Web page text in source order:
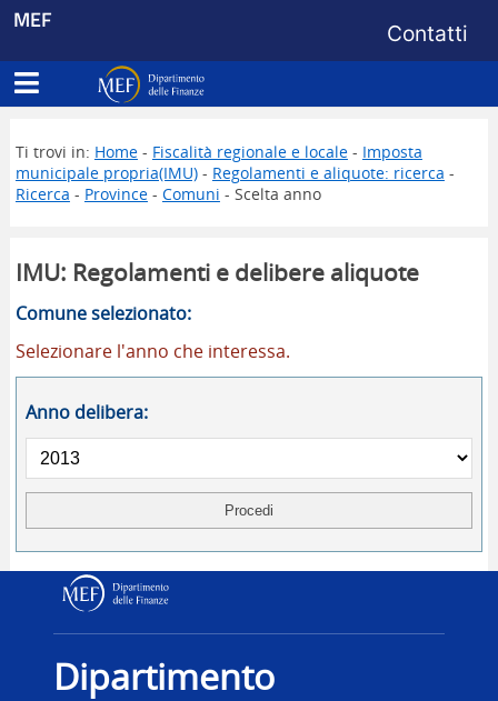
MEF Menu di
Contatti
Apri menu principale
Dipartimento delle Finanze
Ti trovi in: Home- Fiscalità regionale e locale- Imposta
municipale propria(IMU)- Regolamenti e aliquote: ricerca -
Ricerca - Province- Comuni - Scelta anno
IMU: Regolamenti e delibere aliquote
Comune selezionato:
Selezionare l'anno che interessa.
Anno delibera:
Dipartimento delle
Dipartimento